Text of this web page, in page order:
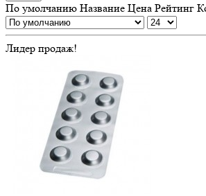
По умолчанию Название Цена Рейтинг
Лидер продаж!